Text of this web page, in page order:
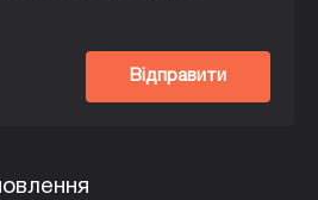
Відправити